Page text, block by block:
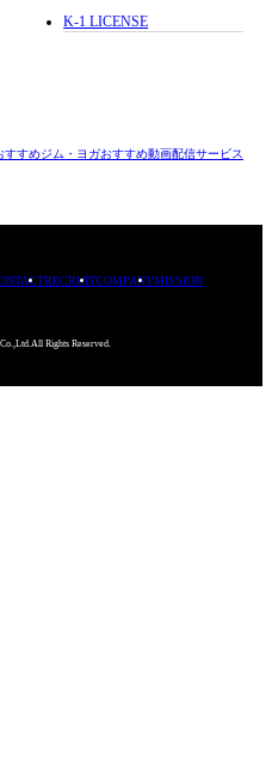
K-1 LICENSE
すすめジム・ヨガおすすめ動画配信サービス
RECRUITCOMPANYMISSION
Rights Reserved.